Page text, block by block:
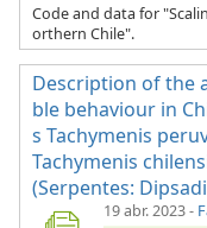
Code and data for
orthern Chile".
Description of the
ble behaviour in
s Tachymenis
Tachymenis
(Serpentes:
19 abr. 2023-